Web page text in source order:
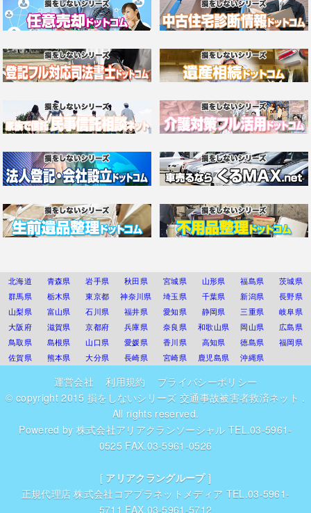
北海道 青森県 岩手県 秋田県 宮城県 山形県 福島県
茨城県
群馬県
栃木県 東京都 神奈川県 埼玉県 千葉県 新潟県
長野県
山梨県
富山県 石川県 福井県 愛知県 静岡県 三重県
岐阜県
大阪府
滋賀県 京都府 兵庫県 奈良県 和歌山県 岡山県
広島県
鳥取県
島根県 山口県 愛媛県 香川県 高知県 徳島県
福岡県
佐賀県
熊本県 大分県 長崎県 宮崎県 鹿児島県 沖縄県
運営会社 利用規約
プライバシーポリシー
© copyright 2015 損をしないシリーズ 交通事故被害者救済ネット .
All rights reserved.
Powered by 株式会社アリアクランソーシャル TEL.03-5961-
0525 FAX.03-5961-0526
[ アリアクラングループ]
正規代理店株式会社コアプラネットメディア TEL.03-5961-
5711 FAX.03-5961-5712